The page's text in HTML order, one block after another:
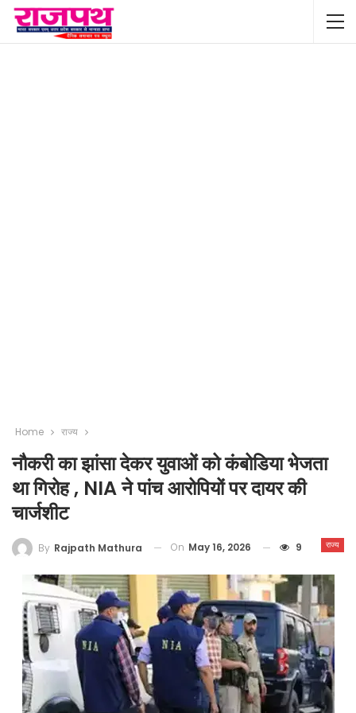
Home राज्य
नौकरी का झांसा देकर युवाओं को कंबोडिया भेजता
था गिरोह , NIA ने पांच आरोपियों पर दायर की
चार्जशीट
राज्य
By Rajpath Mathura On May 16, 2026 9